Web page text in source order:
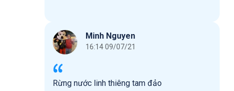
Minh Nguyen
16:14 09/07/21
Rừng nước linh thiêng tam đảo